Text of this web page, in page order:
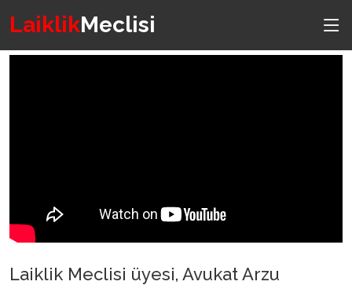
LaiklikMeclisi
Laiklik Meclisi üyesi, Avukat Arzu